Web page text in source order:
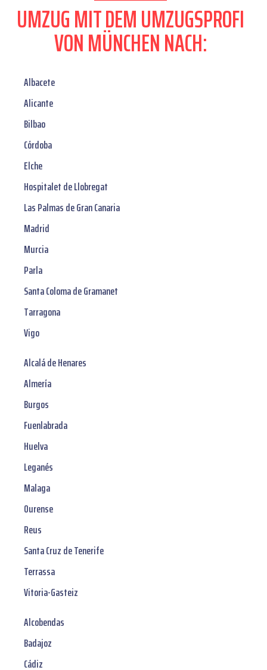
UMZUG MIT DEM UMZUGSPROFI
VON MÜNCHEN NACH:
Albacete
Alicante
Bilbao
Córdoba
Elche
Hospitalet de Llobregat
Las Palmas de Gran Canaria
Madrid
Murcia
Parla
Santa Coloma de Gramanet
Tarragona
Vigo
Alcalá de Henares
Almería
Burgos
Fuenlabrada
Huelva
Leganés
Malaga
Ourense
Reus
Santa Cruz de Tenerife
Terrassa
Vitoria-Gasteiz
Alcobendas
Badajoz
Cádiz